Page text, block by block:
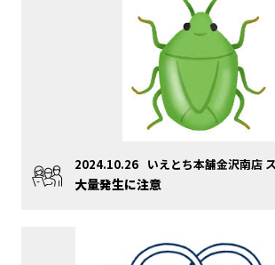
2024.10.26 いえとち本舗金沢南店
大量発生に注意